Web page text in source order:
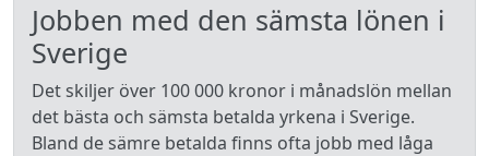
Jobben med den sämsta lönen i
Sverige
Det skiljer över 100 000 kronor i månadslön mellan
det bästa och sämsta betalda yrkena i Sverige.
Bland de sämre betalda finns ofta jobb med låga